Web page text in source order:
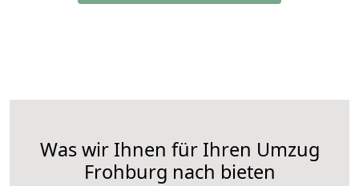
Was wir Ihnen für Ihren Umzug
Frohburg nach bieten